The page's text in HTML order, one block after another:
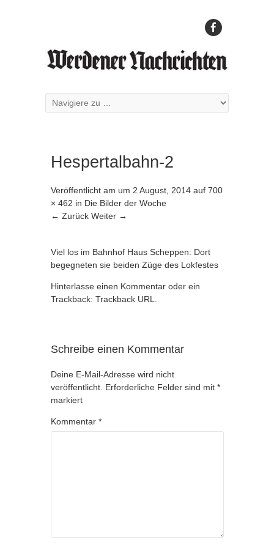
Hespertalbahn-2
Veröffentlicht am um 2 August, 2014 auf 700
× 462 in Die Bilder der Woche
← Zurück Weiter →
Viel los im Bahnhof Haus Scheppen: Dort
begegneten sie beiden Züge des Lokfestes
Hinterlasse einen Kommentar oder ein
Trackback: Trackback URL
Schreibe einen Kommentar
Deine E-Mail-Adresse wird nicht
veröffentlicht. Erforderliche Felder sind mit *
markiert
Kommentar *